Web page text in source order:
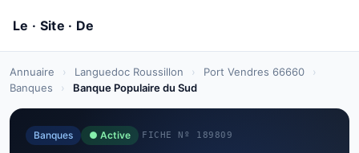
Annuaire › Languedoc Roussillon › Port Vendres 66660
›
Banques
› Banque Populaire du Sud
Banques ● Active FICHE Nº 189809